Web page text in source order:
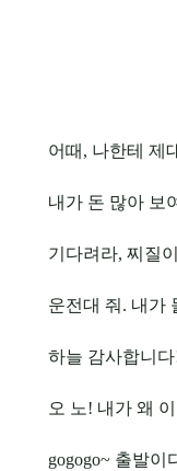
어때, 나한테 제
내가 돈 많아 보
기다려라, 찌질
운전대 줘. 내가
하늘 감사합니
오 노! 내가 왜
gogogo~ 출발이